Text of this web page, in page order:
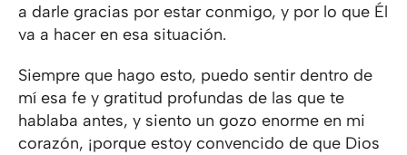
a darle gracias por estar conmigo, y por lo que Él
va a hacer en esa situación.
Siempre que hago esto, puedo sentir dentro de
mí esa fe y gratitud profundas de las que te
hablaba antes, y siento un gozo enorme en mi
corazón, ¡porque estoy convencido de que Dios